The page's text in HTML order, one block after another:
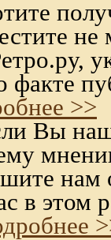
факте
>>
Вы
нам
в этом